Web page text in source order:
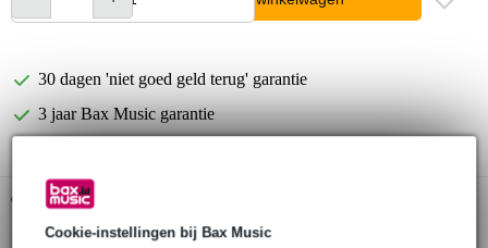
Cookie-instellingen bij Bax Music
30 dagen 'niet goed geld terug' garantie
3 jaar Bax Music garantie
Gratis ophalen in de winkel